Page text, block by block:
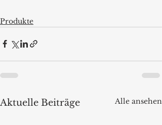
Produkte
Aktuelle Beiträge Alle ansehen